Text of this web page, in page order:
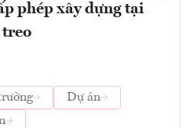
phép xây dựng tại
treo
Dự án